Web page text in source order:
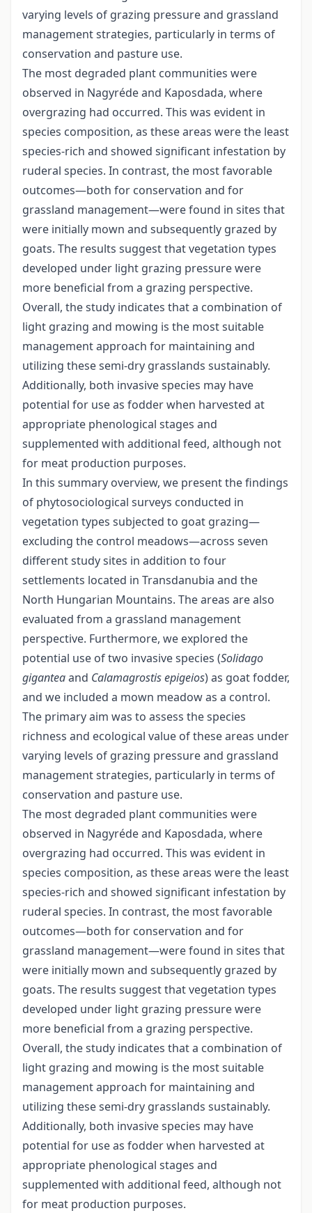
varying levels of grazing pressure and grassland
management strategies, particularly in terms of
conservation and pasture use.
The most degraded plant communities were
observed in Nagyréde and Kaposdada, where
overgrazing had occurred. This was evident in
species composition, as these areas were the least
species-rich and showed significant infestation by
ruderal species. In contrast, the most favorable
outcomes—both for conservation and for
grassland management—were found in sites that
were initially mown and subsequently grazed by
goats. The results suggest that vegetation types
developed under light grazing pressure were
more beneficial from a grazing perspective.
Overall, the study indicates that a combination of
light grazing and mowing is the most suitable
management approach for maintaining and
utilizing these semi-dry grasslands sustainably.
Additionally, both invasive species may have
potential for use as fodder when harvested at
appropriate phenological stages and
supplemented with additional feed, although not
for meat production purposes.
In this summary overview, we present the findings
of phytosociological surveys conducted in
vegetation types subjected to goat grazing—
excluding the control meadows—across seven
different study sites in addition to four
settlements located in Transdanubia and the
North Hungarian Mountains. The areas are also
evaluated from a grassland management
perspective. Furthermore, we explored the
potential use of two invasive species (Solidago
giganteaand Calamagrostis epigeios) as goat fodder,
and we included a mown meadow as a control.
The primary aim was to assess the species
richness and ecological value of these areas under
varying levels of grazing pressure and grassland
management strategies, particularly in terms of
conservation and pasture use.
The most degraded plant communities were
observed in Nagyréde and Kaposdada, where
overgrazing had occurred. This was evident in
species composition, as these areas were the least
species-rich and showed significant infestation by
ruderal species. In contrast, the most favorable
outcomes—both for conservation and for
grassland management—were found in sites that
were initially mown and subsequently grazed by
goats. The results suggest that vegetation types
developed under light grazing pressure were
more beneficial from a grazing perspective.
Overall, the study indicates that a combination of
light grazing and mowing is the most suitable
management approach for maintaining and
utilizing these semi-dry grasslands sustainably.
Additionally, both invasive species may have
potential for use as fodder when harvested at
appropriate phenological stages and
supplemented with additional feed, although not
for meat production purposes.